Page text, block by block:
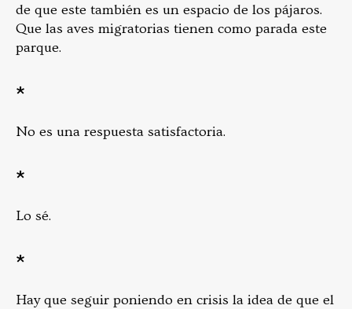
de que este también es un espacio de los pájaros.
Que las aves migratorias tienen como parada este
parque.
*
No es una respuesta satisfactoria.
*
Lo sé.
*
Hay que seguir poniendo en crisis la idea de que el